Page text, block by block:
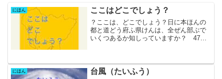
にほん ここはどこでしょう？
？ここは、どこでしょう？日に本ほんの
都と道どう府ふ県けんは、全ぜん部ぶで
いくつあるか知しっていますか？ 47あ
43です。全すべて言いえますか？今回こ
んかいは、次つぎの図...
にほん 台風（たいふう）